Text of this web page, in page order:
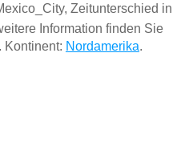
Zeitunterschied in
Information finden Sie
Kontinent: Nordamerika.